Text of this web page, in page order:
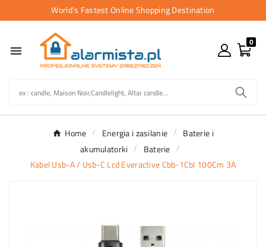
World's Fastest Online Shopping Destination

0
Home Energia i zasilanie
Baterie i
akumulatorki
Baterie
Kabel Usb-A / Usb-C Lcd Everactive Cbb-1Cbl 100Cm 3A